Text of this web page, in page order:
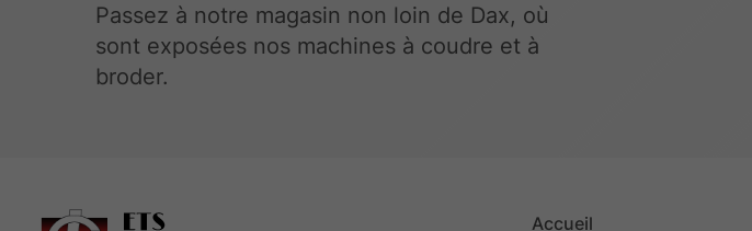
Passez à notre magasin non loin de Dax, où
sont exposées nos machines à coudre et à
broder.
Accueil